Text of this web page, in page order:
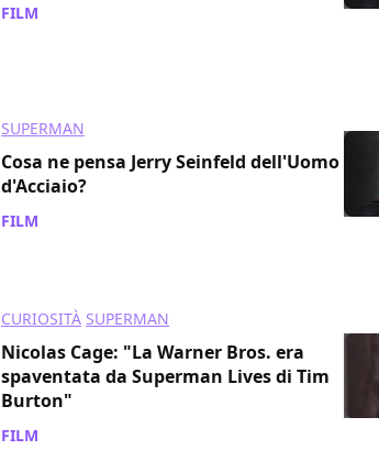
FILM
SUPERMAN
Cosa ne pensa Jerry Seinfeld dell'Uomo
d'Acciaio?
FILM
CURIOSITÀ SUPERMAN
Nicolas Cage: "La Warner Bros. era
spaventata da Superman Lives di Tim
Burton"
FILM